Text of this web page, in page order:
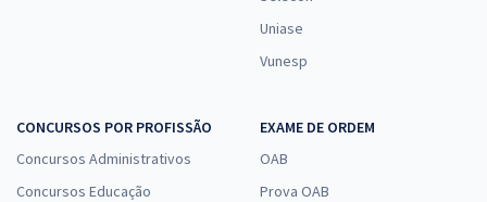
Uniase
Vunesp
CONCURSOS POR PROFISSÃO
Concursos Administrativos
Concursos Educação
EXAME DE ORDEM
OAB
Prova OAB